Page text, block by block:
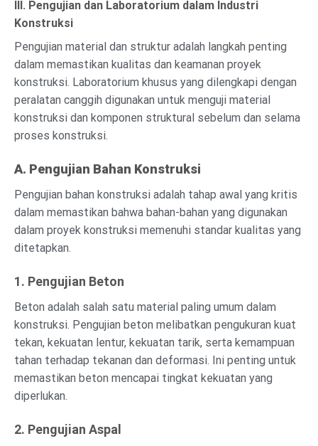
III. Pengujian dan Laboratorium dalam Industri
Konstruksi
Pengujian material dan struktur adalah langkah penting
dalam memastikan kualitas dan keamanan proyek
konstruksi. Laboratorium khusus yang dilengkapi dengan
peralatan canggih digunakan untuk menguji material
konstruksi dan komponen struktural sebelum dan selama
proses konstruksi.
A. Pengujian Bahan Konstruksi
Pengujian bahan konstruksi adalah tahap awal yang kritis
dalam memastikan bahwa bahan-bahan yang digunakan
dalam proyek konstruksi memenuhi standar kualitas yang
ditetapkan.
1. Pengujian Beton
Beton adalah salah satu material paling umum dalam
konstruksi. Pengujian beton melibatkan pengukuran kuat
tekan, kekuatan lentur, kekuatan tarik, serta kemampuan
tahan terhadap tekanan dan deformasi. Ini penting untuk
memastikan beton mencapai tingkat kekuatan yang
diperlukan.
2. Pengujian Aspal